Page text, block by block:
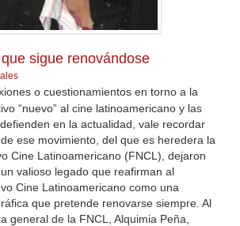
sigue renovándose
o cuestionamientos en torno a la
“nuevo” al cine latinoamericano y las
en la actualidad, vale recordar
ese movimiento, del que es heredera la
Cine Latinoamericano (FNCL), dejaron
valioso legado que reafirman al
Cine Latinoamericano como una
que pretende renovarse siempre. Al
general de la FNCL, Alquimia Peña,